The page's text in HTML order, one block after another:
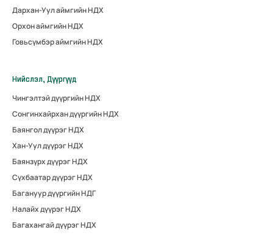
Дархан-Уул аймгийн НДХ
Орхон аймгийн НДХ
Говьсүмбэр аймгийн НДХ
Нийслэл, Дүүргүүд
Чингэлтэй дүүргийн НДХ
Сонгинхайрхан дүүргийн НДХ
Баянгол дүүрэг НДХ
Хан-Уул дүүрэг НДХ
Баянзүрх дүүрэг НДХ
Сүхбаатар дүүрэг НДХ
Багануур дүүргийн НДГ
Налайх дүүрэг НДХ
Багахангай дүүрэг НДХ